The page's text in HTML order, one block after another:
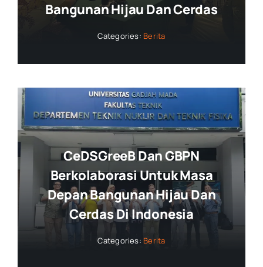
Bangunan Hijau Dan Cerdas
Categories: Berita
CeDSGreeB Dan GBPN
Berkolaborasi Untuk Masa
Depan Bangunan Hijau Dan
Cerdas Di Indonesia
Categories: Berita